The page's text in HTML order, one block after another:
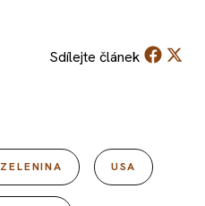
Sdílejte článek
ZELENINA USA